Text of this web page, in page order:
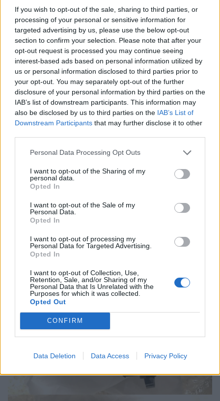
If you wish to opt-out of the sale, sharing to third parties, or
processing of your personal or sensitive information for
targeted advertising by us, please use the below opt-out
section to confirm your selection. Please note that after your
opt-out request is processed you may continue seeing
interest-based ads based on personal information utilized by
us or personal information disclosed to third parties prior to
your opt-out. You may separately opt-out of the further
disclosure of your personal information by third parties on the
IAB’s list of downstream participants. This information may
also be disclosed by us to third parties on the IAB’s List of
Downstream Participants that may further disclose it to other
Personal Data Processing Opt Outs
I want to opt-out of the Sharing of my
personal data.
Opted In
I want to opt-out of the Sale of my
Personal Data.
Opted In
I want to opt-out of processing my
Personal Data for Targeted Advertising.
Opted In
I want to opt-out of Collection, Use,
Retention, Sale, and/or Sharing of my
Personal Data that Is Unrelated with the
Purposes for which it was collected.
Opted Out
CONFIRM
Data Deletion Data Access Privacy Policy